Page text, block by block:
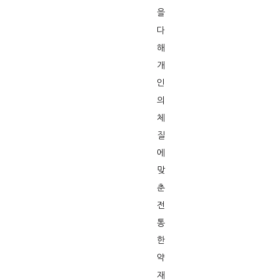
을
다
해
개
인
의
체
질
에
맞
춘
전
통
한
약
재